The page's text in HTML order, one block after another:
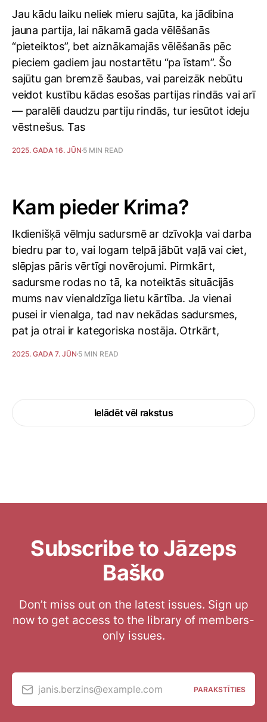
Jau kādu laiku neliek mieru sajūta, ka jādibina
jauna partija, lai nākamā gada vēlēšanās
“pieteiktos”, bet aiznākamajās vēlēšanās pēc
pieciem gadiem jau nostartētu “pa īstam”. Šo
sajūtu gan bremzē šaubas, vai pareizāk nebūtu
veidot kustību kādas esošas partijas rindās vai arī
— paralēli daudzu partiju rindās, tur iesūtot ideju
vēstnešus. Tas
2025. GADA 16. JŪN 5 MIN READ
Kam pieder Krima?
Ikdienišķā vēlmju sadursmē ar dzīvokļa vai darba
biedru par to, vai logam telpā jābūt vaļā vai ciet,
slēpjas pāris vērtīgi novērojumi. Pirmkārt,
sadursme rodas no tā, ka noteiktās situācijās
mums nav vienaldzīga lietu kārtība. Ja vienai
pusei ir vienalga, tad nav nekādas sadursmes,
pat ja otrai ir kategoriska nostāja. Otrkārt,
2025. GADA 7. JŪN 5 MIN READ
Ielādēt vēl rakstus
Subscribe to Jāzeps
Baško
Don’t miss out on the latest issues. Sign up
now to get access to the library of members-
only issues.
janis.berzins@example.com PARAKSTĪTIES